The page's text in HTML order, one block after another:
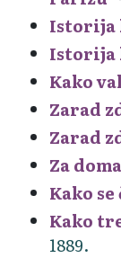
Istorija
Istorija
Kako
Zarad
Zarad
Za
Kako
Kako
1889.